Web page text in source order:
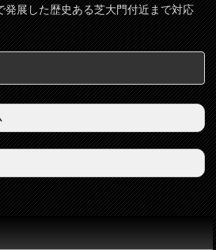
発展した歴史ある芝大門付近まで対応